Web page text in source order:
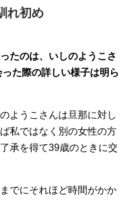
れ初め
たのは、いしのようこさ
った際の詳しい様子は明ら
ようこさんは旦那に対し
私ではなく別の女性の方
承を得て39歳のときに交
でにそれほど時間がかか